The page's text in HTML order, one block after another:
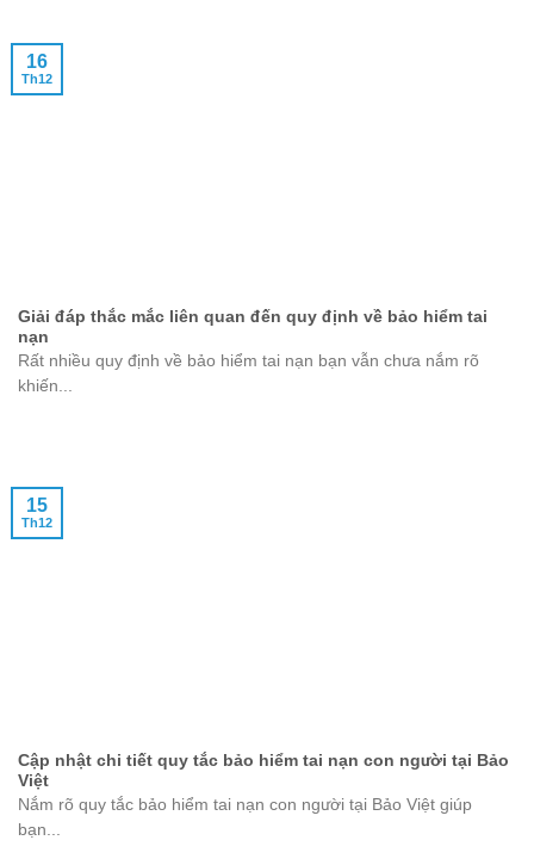
Giải đáp thắc mắc liên quan đến quy định về bảo hiểm tai
nạn
Rất nhiều quy định về bảo hiểm tai nạn bạn vẫn chưa nắm rõ
khiến...
16
Th12
Cập nhật chi tiết quy tắc bảo hiểm tai nạn con người tại Bảo
Việt
Nắm rõ quy tắc bảo hiểm tai nạn con người tại Bảo Việt giúp
bạn...
15
Th12